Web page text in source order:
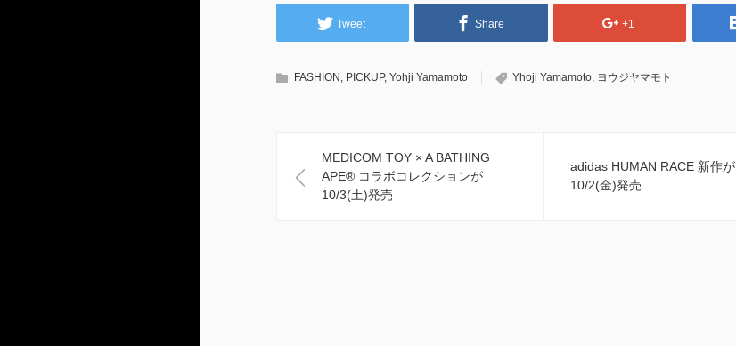
Tweet Share +1
FASHION PICKUP, Yohji Yamamoto Yhoji Yamamoto, ヨウジヤマモト
MEDICOM TOY × A BATHING
APE® コラボコレクションが
10/3(土)発売
adidas HUMAN RACE 新作が
10/2(金)発売